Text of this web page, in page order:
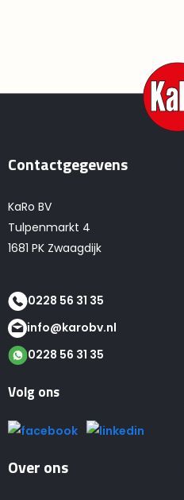
Contactgegevens
KaRo BV
Tulpenmarkt 4
1681 PK Zwaagdijk
0228 56 31 35
info@karobv.nl
0228 56 31 35
Volg ons
Over ons